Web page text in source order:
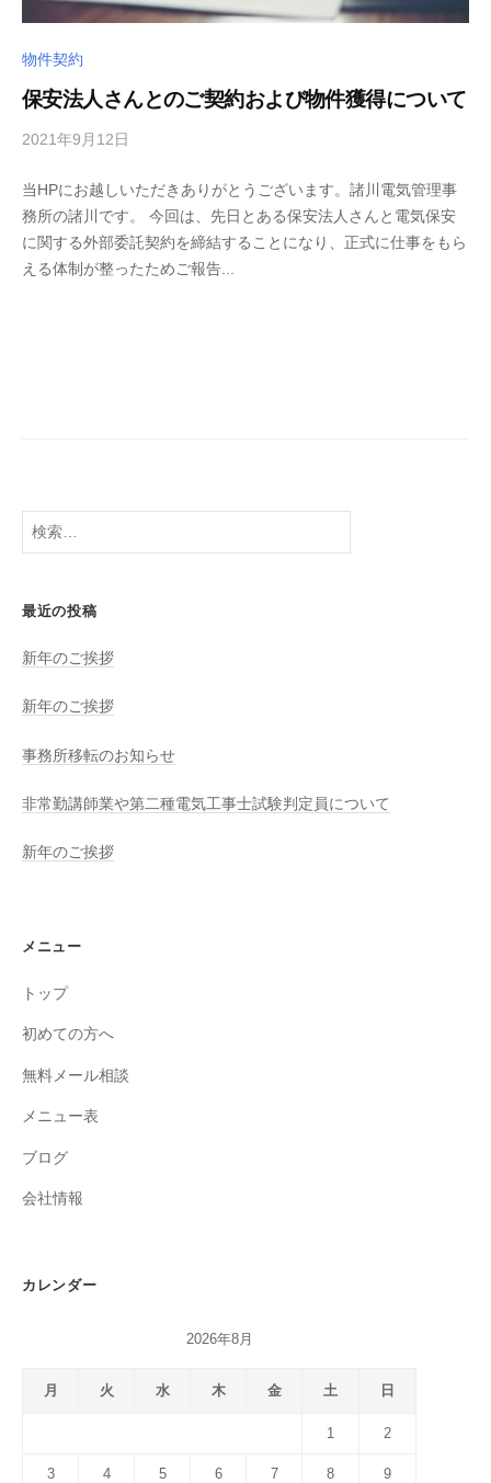
物件契約
保安法人さんとのご契約および物件獲得について
2021年9月12日
m
o
r
o
i
件
の
コ
メ
当HPにお越しいただきありがとうございます。諸川電気管理事
務所の諸川です。 今回は、先日とある保安法人さんと電気保安
に関する外部委託契約を締結することになり、正式に仕事をもら
える体制が整ったためご報告...
検
最近の投稿
新年のご挨拶
新年のご挨拶
事務所移転のお知らせ
非常勤講師業や第二種電気工事士試験判定員について
新年のご挨拶
メニュー
トップ
初めての方へ
無料メール相談
メニュー表
ブログ
会社情報
カレンダー
2026年8月
月 火 水 木 金 土 日
1 2
3 4 5 6 7 8 9